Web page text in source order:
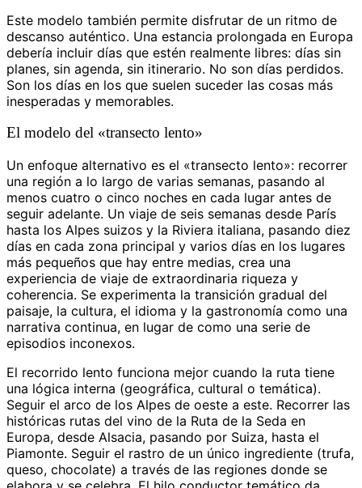
Este modelo también permite disfrutar de un ritmo de
descanso auténtico. Una estancia prolongada en Europa
debería incluir días que estén realmente libres: días sin
planes, sin agenda, sin itinerario. No son días perdidos.
Son los días en los que suelen suceder las cosas más
inesperadas y memorables.
El modelo del «transecto lento»
Un enfoque alternativo es el «transecto lento»: recorrer
una región a lo largo de varias semanas, pasando al
menos cuatro o cinco noches en cada lugar antes de
seguir adelante. Un viaje de seis semanas desde París
hasta los Alpes suizos y la Riviera italiana, pasando diez
días en cada zona principal y varios días en los lugares
más pequeños que hay entre medias, crea una
experiencia de viaje de extraordinaria riqueza y
coherencia. Se experimenta la transición gradual del
paisaje, la cultura, el idioma y la gastronomía como una
narrativa continua, en lugar de como una serie de
episodios inconexos.
El recorrido lento funciona mejor cuando la ruta tiene
una lógica interna (geográfica, cultural o temática).
Seguir el arco de los Alpes de oeste a este. Recorrer las
históricas rutas del vino de la Ruta de la Seda en
Europa, desde Alsacia, pasando por Suiza, hasta el
Piamonte. Seguir el rastro de un único ingrediente (trufa,
queso, chocolate) a través de las regiones donde se